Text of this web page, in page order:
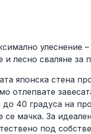
улеснение
и лесно сваляне за
японска стена
отлепвате
40 градуса на
се мачка. За
под